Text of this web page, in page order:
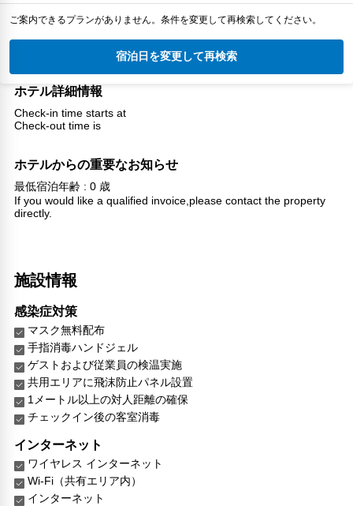
ご案内できるプランがありません。条件を変更して再検索してください。
宿泊日を変更して再検索
ホテル詳細情報
Check-in time starts at
Check-out time is
ホテルからの重要なお知らせ
最低宿泊年齢 : 0 歳
If you would like a qualified invoice,please contact the property
directly.
施設情報
感染症対策
マスク無料配布
手指消毒ハンドジェル
ゲストおよび従業員の検温実施
共用エリアに飛沫防止パネル設置
1メートル以上の対人距離の確保
チェックイン後の客室消毒
インターネット
ワイヤレス インターネット
Wi-Fi（共有エリア内）
インターネット